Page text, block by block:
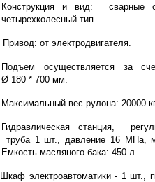
Конструкция и вид: сварные
четырехколесный тип.
Привод: от электродвигателя.
Подъем осуществляется за
Ø 180 * 700 мм.
Максимальный вес рулона: 20000
Гидравлическая станция,
труба 1 шт., давление 16 МПа,
Емкость масляного бака: 450 л.
Шкаф электроавтоматики - 1 шт.,